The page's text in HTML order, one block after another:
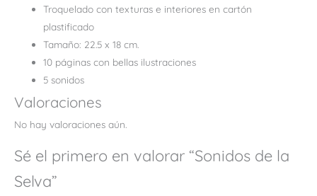
Troquelado con texturas e interiores en cartón
plastificado
Tamaño: 22.5 x 18 cm.
10 páginas con bellas ilustraciones
5 sonidos
Valoraciones
No hay valoraciones aún.
Sé el primero en valorar “Sonidos de la
Selva”